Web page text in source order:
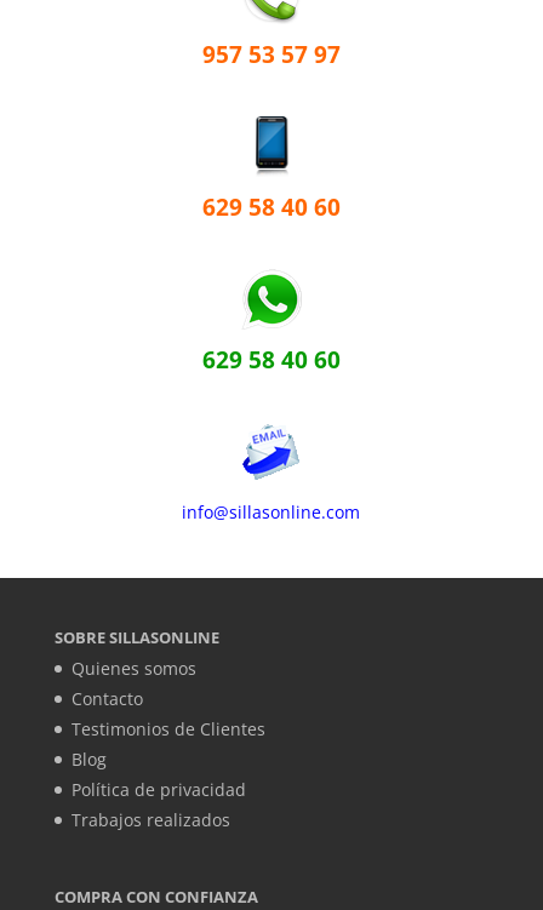
957 53 57 97
629 58 40 60
629 58 40 60
info@sillasonline.com
SOBRE SILLASONLINE
Quienes somos
Contacto
Testimonios de Clientes
Blog
Política de privacidad
Trabajos realizados
COMPRA CON CONFIANZA